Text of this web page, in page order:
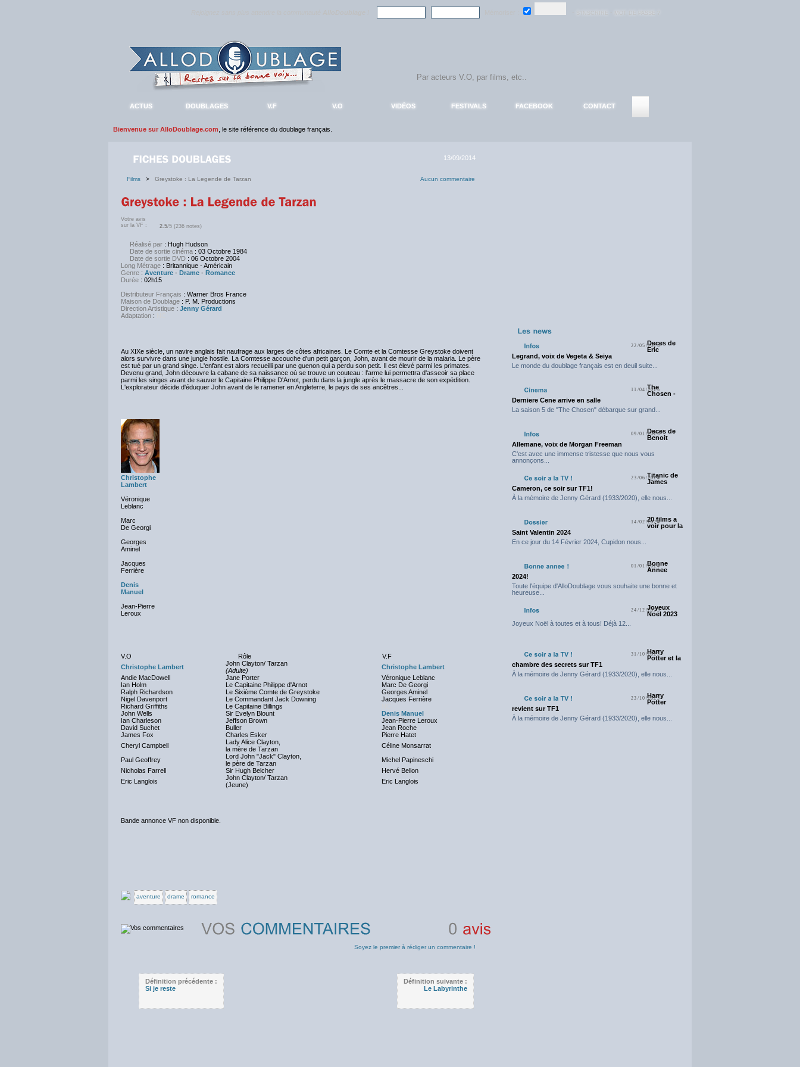
ACTUS DOUBLAGES V.F V.O VIDÉOS FESTIVALS FACEBOOK CONTACT
Bienvenue sur AlloDoublage.com , le site référence du doublage français.
13/09/2014
Films > Greystoke : La Legende de Tarzan Aucun commentaire
Votre avis
sur la VF :
2.5/5 (236 notes)
Réalisé par : Hugh Hudson
Date de sortie cinéma : 03 Octobre 1984
Date de sortie DVD : 06 Octobre 2004
Long Métrage : Britannique - Américain
Genre : Aventure - Drame - Romance
Durée : 02h15
Distributeur Français : Warner Bros France
Maison de Doublage : P. M. Productions
Direction Artistique : Jenny Gérard
Adaptation :
Au XIXe siècle, un navire anglais fait naufrage aux larges de côtes africaines. Le Comte et la Comtesse Greystoke doivent
alors survivre dans une jungle hostile. La Comtesse accouche d'un petit garçon, John, avant de mourir de la malaria. Le père
est tué par un grand singe. L'enfant est alors recueilli par une guenon qui a perdu son petit. Il est élevé parmi les primates.
Devenu grand, John découvre la cabane de sa naissance où se trouve un couteau : l'arme lui permettra d'asseoir sa place
parmi les singes avant de sauver le Capitaine Philippe D'Arnot, perdu dans la jungle après le massacre de son expédition.
L'explorateur décide d'éduquer John avant de le ramener en Angleterre, le pays de ses ancêtres...
Christophe
Lambert
Véronique
Leblanc
Marc
De Georgi
Georges
Aminel
Jacques
Ferrière
Denis
Manuel
Jean-Pierre
Leroux
V.O Rôle
V.F
Christophe Lambert
John Clayton/ Tarzan
(Adulte)
Christophe Lambert
Andie MacDowell
Jane Porter
Véronique Leblanc
Ian Holm
Le Capitaine Philippe d'Arnot
Marc De Georgi
Ralph Richardson
Le Sixième Comte de Greystoke
Georges Aminel
Nigel Davenport
Le Commandant Jack Downing
Jacques Ferrière
Richard Griffiths
Le Capitaine Billings
John Wells
Sir Evelyn Blount
Denis Manuel
Ian Charleson
Jeffson Brown
Jean-Pierre Leroux
David Suchet
Buller
Jean Roche
James Fox
Charles Esker
Pierre Hatet
Cheryl Campbell
Lady Alice Clayton,
la mère de Tarzan
Céline Monsarrat
Paul Geoffrey
Lord John "Jack" Clayton,
le père de Tarzan
Michel Papineschi
Nicholas Farrell
Sir Hugh Belcher
Hervé Bellon
Eric Langlois
John Clayton/ Tarzan
(Jeune)
Eric Langlois
Bande annonce VF non disponible.
aventure drame romance
Soyez le premier à rédiger un commentaire !
Définition précédente :
Si je reste
Définition suivante :
Le Labyrinthe
22/05/2025Deces de
Eric
Legrand, voix de Vegeta & Seiya
Le monde du doublage français est en deuil suite...
11/04/2025
The
Chosen -
Derniere Cene arrive en salle
La saison 5 de "The Chosen" débarque sur grand...
09/01/2025Deces de
Benoit
Allemane, voix de Morgan Freeman
C'est avec une immense tristesse que nous vous
annonçons...
23/06/2024Titanic de
James
Cameron, ce soir sur TF1!
À la mémoire de Jenny Gérard (1933/2020), elle nous...
14/02/202420 films a
voir pour la
Saint Valentin 2024
En ce jour du 14 Février 2024, Cupidon nous...
01/01/2024
Bonne
Annee
2024!
Toute l'équipe d'AlloDoublage vous souhaite une bonne et
heureuse...
24/12/2023
Joyeux
Noel 2023
Joyeux Noël à toutes et à tous! Déjà 12...
31/10/2023
Harry
Potter et la
chambre des secrets sur TF1
À la mémoire de Jenny Gérard (1933/2020), elle nous...
23/10/2023
Harry
Potter
revient sur TF1
À la mémoire de Jenny Gérard (1933/2020), elle nous...